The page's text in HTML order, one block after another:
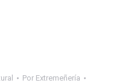
Por Extremeñería